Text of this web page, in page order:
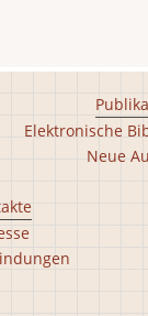
Elektronische
Neue